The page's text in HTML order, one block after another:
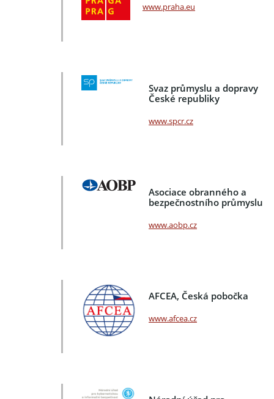
www.praha.eu
Svaz průmyslu a dopravy
České republiky
www.spcr.cz
Asociace obranného a
bezpečnostního průmyslu
www.aobp.cz
AFCEA, Česká pobočka
www.afcea.cz